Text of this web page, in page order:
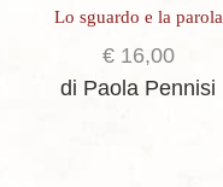
Lo sguardo e la parola
€16,00
di Paola Pennisi